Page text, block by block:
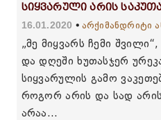
სიყვარული არის
16.01.2020 არქიმანდრიტი
„მე მიყვარს ჩემი
და დღეში ხუთასჯერ
სიყვარულის გამო
როგორ არის და სად
არაა...